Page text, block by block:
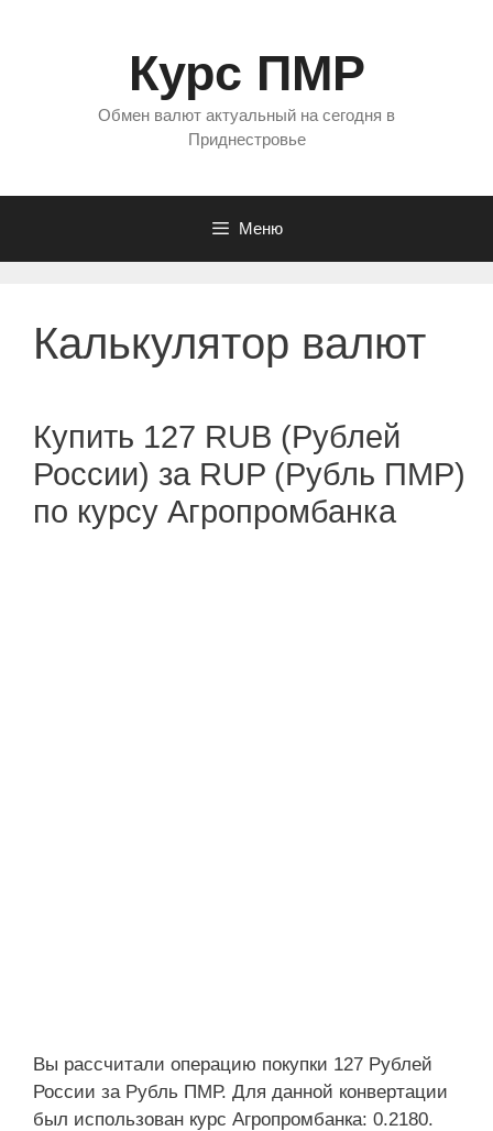
Курс ПМР
Обмен валют актуальный на сегодня в
Приднестровье
Меню
Калькулятор валют
Купить 127 RUB (Рублей
России) за RUP (Рубль ПМР)
по курсу Агропромбанка
Вы рассчитали операцию покупки 127 Рублей
России за Рубль ПМР. Для данной конвертации
был использован курс Агропромбанка: 0.2180.